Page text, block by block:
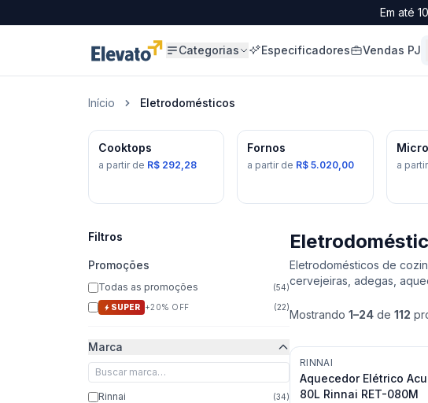
Em até
Categorias Especificadores Vendas PJ
Início Eletrodomésticos
Subcategorias
Cooktops
a partir de R$ 292,28
Fornos
a partir de R$ 5.020,00 a
Filtros
Promoções
Todas as promoções (54)
SUPER +20% OFF (22)
Marca
Rinnai (34)
Eletrodomésticos de
cervejeiras, adegas,
Mostrando 1–24 de 112
RINNAI
Aquecedor Elétrico
80L Rinnai RET-080M